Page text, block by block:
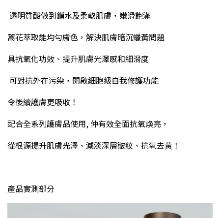
透明質酸做到鎖水及柔軟肌膚，嫩滑飽滿
蒿花萃取能均勻膚色，解決肌膚暗沉蠟黃問題
具抗氧化功效、提升肌膚光澤感和細滑度
可對抗外在污染，開啟細胞級自我修護功能
令後續護膚更吸收！
配合全系列護膚品使用, 仲有效全面抗氧煥亮，
從根源提升肌膚光澤、減淡深層皺紋、抗氧去黃！
產品實測部分